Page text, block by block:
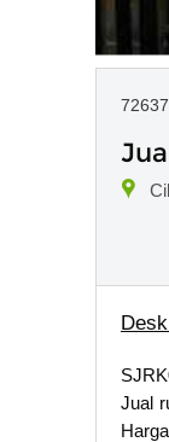
Jual